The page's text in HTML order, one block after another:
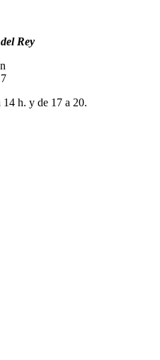
Rey
h. y de 17 a 20.